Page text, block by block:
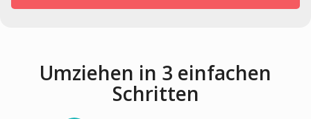
Umziehen in 3 einfachen
Schritten